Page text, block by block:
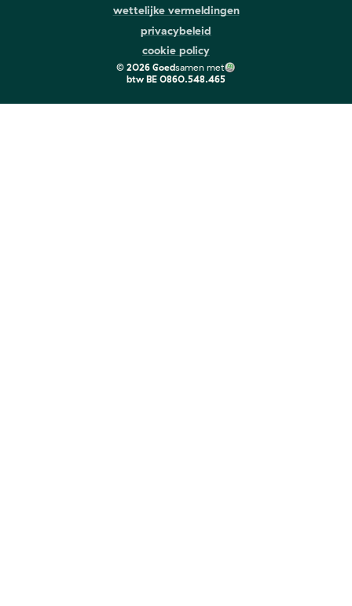
wettelijke vermeldingen
privacybeleid
cookie policy
© 2026Goedsamen met
btw BE 0860.548.465